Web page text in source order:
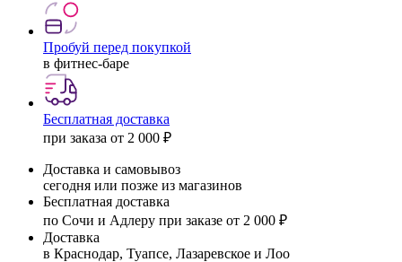
Пробуй перед покупкой
в фитнес-баре
Бесплатная доставка
при заказа от 2 000 ₽
Доставка и самовывоз
сегодня или позже из магазинов
Бесплатная доставка
по Сочи и Адлеру при заказе от 2 000 ₽
Доставка
в Краснодар, Туапсе, Лазаревское и Лоо